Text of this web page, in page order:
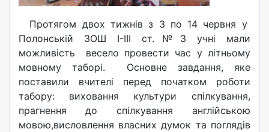
Протягом двох тижнів з 3 по 14 червня у
Полонській ЗОШ I-III ст.№3 учні мали
можливість весело провести час у літньому
мовному таборі. Основне завдання, яке
поставили вчителі перед початком роботи
табору: виховання культури спілкування,
прагнення до спілкування англійською
мовою,висловлення власних думок та поглядів